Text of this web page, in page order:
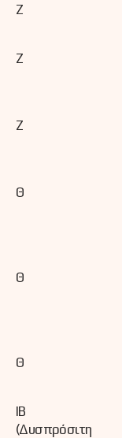
Ζ
Ζ
Ζ
Θ
Θ
Θ
ΙΒ
(Δυσπρόσιτη